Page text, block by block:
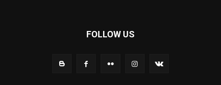
FOLLOW US